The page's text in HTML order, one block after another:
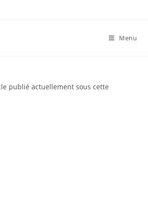
Menu
publié actuellement sous cette